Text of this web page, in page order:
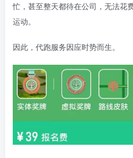
忙，甚至整天都待在公司，无法花
运动。
因此，代跑服务因应时势而生。